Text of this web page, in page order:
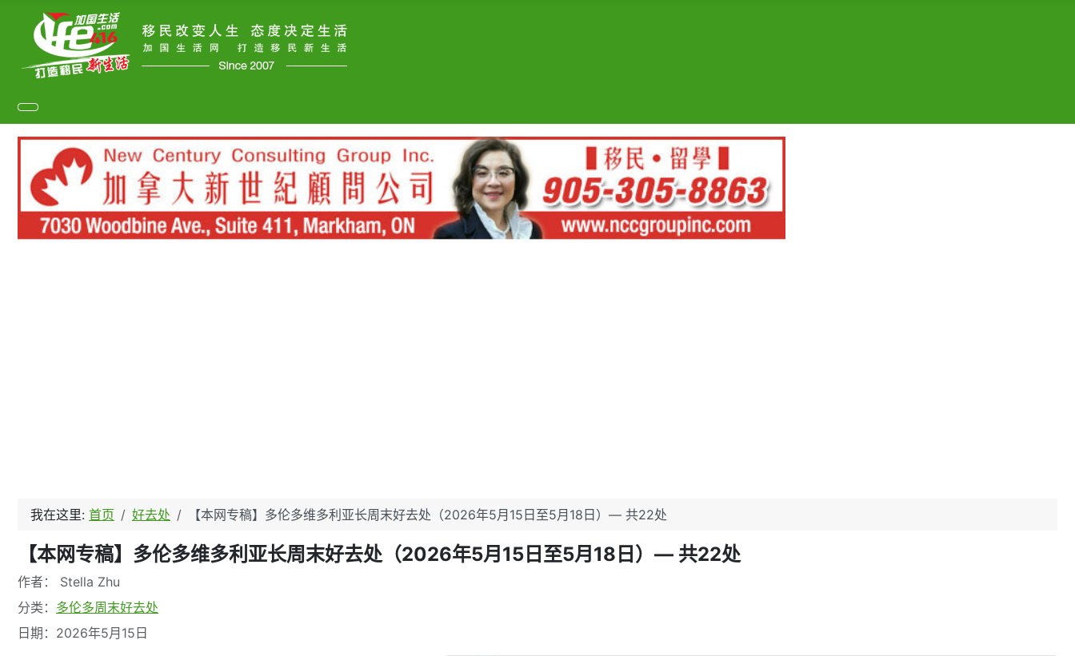
我在这里: 首页 好去处 【本网专稿】多伦多维多利亚长周末好去处（2026年5月15日至5月18日）— 共22处
【本网专稿】多伦多维多利亚长周末好去处（2026年5月15日至5月18日）— 共22处
文章信息
作者： Stella Zhu
分类： 多伦多周末好去处
日期：2026年5月15日